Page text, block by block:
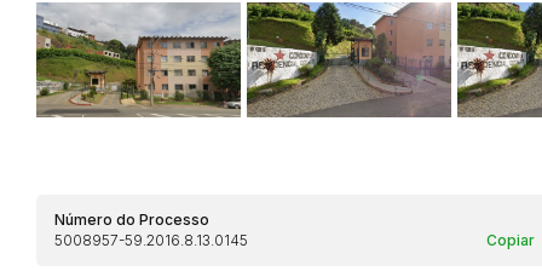
Número do Processo
5008957-59.2016.8.13.0145
Copiar
Habilite-se para